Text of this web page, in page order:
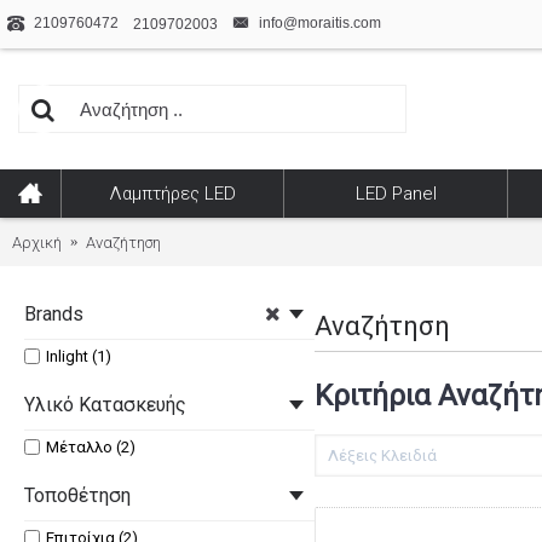
2109760472 2109702003 info@moraitis.com
Λαμπτήρες LED LED Panel
Αρχική Αναζήτηση
Brands
Inlight (1)
Υλικό Κατασκευής
Μέταλλο (2)
Τοποθέτηση
Επιτοίχια (2)
Αναζήτηση
Κριτήρια